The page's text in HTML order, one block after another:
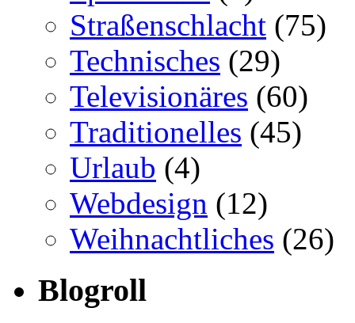
Straßenschlacht (75)
Technisches (29)
Televisionäres (60)
Traditionelles (45)
Urlaub (4)
Webdesign (12)
Weihnachtliches (26)
Blogroll